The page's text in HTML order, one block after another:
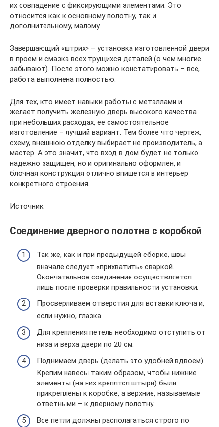
их совпадение с фиксирующими элементами. Это
относится как к основному полотну, так и
дополнительному, малому.
Завершающий «штрих» – установка изготовленной двери
в проем и смазка всех трущихся деталей (о чем многие
забывают). После этого можно констатировать – все,
работа выполнена полностью.
Для тех, кто имеет навыки работы с металлами и
желает получить железную дверь высокого качества
при небольших расходах, ее самостоятельное
изготовление – лучший вариант. Тем более что чертеж,
схему, внешнюю отделку выбирает не производитель, а
мастер. А это значит, что вход в дом будет не только
надежно защищен, но и оригинально оформлен, и
блочная конструкция отлично впишется в интерьер
конкретного строения.
Источник
Соединение дверного полотна с коробкой
Так же, как и при предыдущей сборке, швы
вначале следует «прихватить» сваркой.
Окончательное соединение осуществляется
лишь после проверки правильности установки.
Просверливаем отверстия для вставки ключа и,
если нужно, глазка.
Для крепления петель необходимо отступить от
низа и верха двери по 20 см.
Поднимаем дверь (делать это удобней вдвоем).
Крепим навесы таким образом, чтобы нижние
элементы (на них крепятся штыри) были
прикреплены к коробке, а верхние, называемые
ответными – к дверному полотну.
Все петли должны располагаться строго по